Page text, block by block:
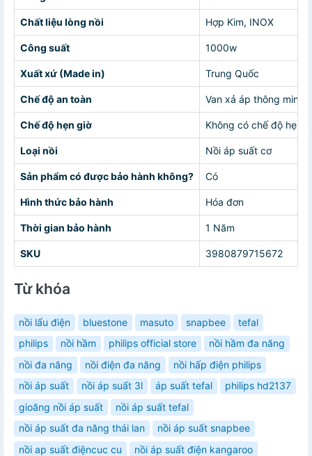
Chất liệu lòng nồi Hợp Kim, INOX
Công suất 1000w
Xuất xứ (Made in) Trung Quốc
Chế độ an toàn Van xả áp thông
Chế độ hẹn giờ Không có chế độ hẹn
Loại nồi Nồi áp suất cơ
Sản phẩm có được bảo hành không? Có
Hình thức bảo hành Hóa đơn
Thời gian bảo hành 1 Năm
SKU 3980879715672
Từ khóa
nồi lẩu điện bluestone masuto snapbee
tefal
philips
nồi hầm philips official store
nồi hầm đa năng
nồi đa năng
nồi điện đa năng
nồi hấp điện philips
nồi áp suất
nồi áp suất 3l áp suất tefal
philips hd2137
gioăng nồi áp suất
nồi áp suất tefal
nồi áp suất đa năng thái lan
nồi áp suất snapbee
nồi ap suất điệncuc cu
nồi áp suất điện kangaroo